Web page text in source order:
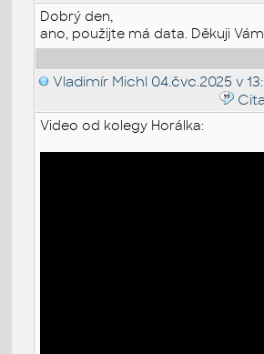
Dobrý den,
ano, použijte má data. Děkuji
Vladimír Michl 04.čvc.2025 v
Video od kolegy Horálka: